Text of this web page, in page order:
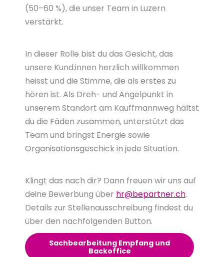
(50–60 %), die unser Team in Luzern
verstärkt.
In dieser Rolle bist du das Gesicht, das
unsere Kund:innen herzlich willkommen
heisst und die Stimme, die als erstes zu
hören ist. Als Dreh- und Angelpunkt in
unserem Standort am Kauffmannweg hältst
du die Fäden zusammen, unterstützt das
Team und bringst Energie sowie
Organisationsgeschick in jede Situation.
Klingt das nach dir? Dann freuen wir uns auf
deine Bewerbung über hr@bepartner.ch.
Details zur Stellenausschreibung findest du
über den nachfolgenden Button.
Sachbearbeitung Empfang und
Backoffice